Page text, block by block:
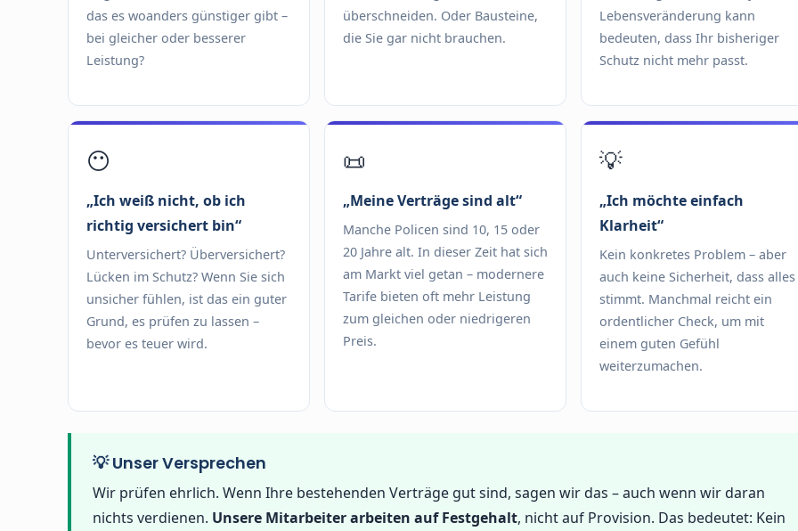
das es woanders günstiger gibt –
bei gleicher oder besserer
Leistung?
überschneiden. Oder Bausteine,
die Sie gar nicht brauchen.
Lebensveränderung kann
bedeuten, dass Ihr bisheriger
Schutz nicht mehr passt.
😶
„Ich weiß nicht, ob ich
richtig versichert bin“
Unterversichert? Überversichert?
Lücken im Schutz? Wenn Sie sich
unsicher fühlen, ist das ein guter
Grund, es prüfen zu lassen –
bevor es teuer wird.
📜
„Meine Verträge sind alt“
Manche Policen sind 10, 15 oder
20 Jahre alt. In dieser Zeit hat sich
am Markt viel getan – modernere
Tarife bieten oft mehr Leistung
zum gleichen oder niedrigeren
Preis.
💡
„Ich möchte einfach
Klarheit“
Kein konkretes Problem – aber
auch keine Sicherheit, dass alles
stimmt. Manchmal reicht ein
ordentlicher Check, um mit
einem guten Gefühl
weiterzumachen.
💡 Unser Versprechen
Wir prüfen ehrlich. Wenn Ihre bestehenden Verträge gut sind, sagen wir das – auch wenn wir daran
nichts verdienen. Unsere Mitarbeiter arbeiten auf Festgehalt, nicht auf Provision. Das bedeutet: Kein